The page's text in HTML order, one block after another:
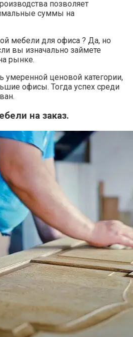
позволяет
суммы на
мебели для офиса ? Да, но
вы изначально займете
рынке.
умеренной ценовой категории,
офисы. Тогда успех среди
на заказ.